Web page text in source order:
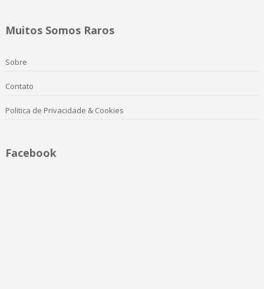
Muitos Somos Raros
Sobre
Contato
Politica de Privacidade & Cookies
Facebook